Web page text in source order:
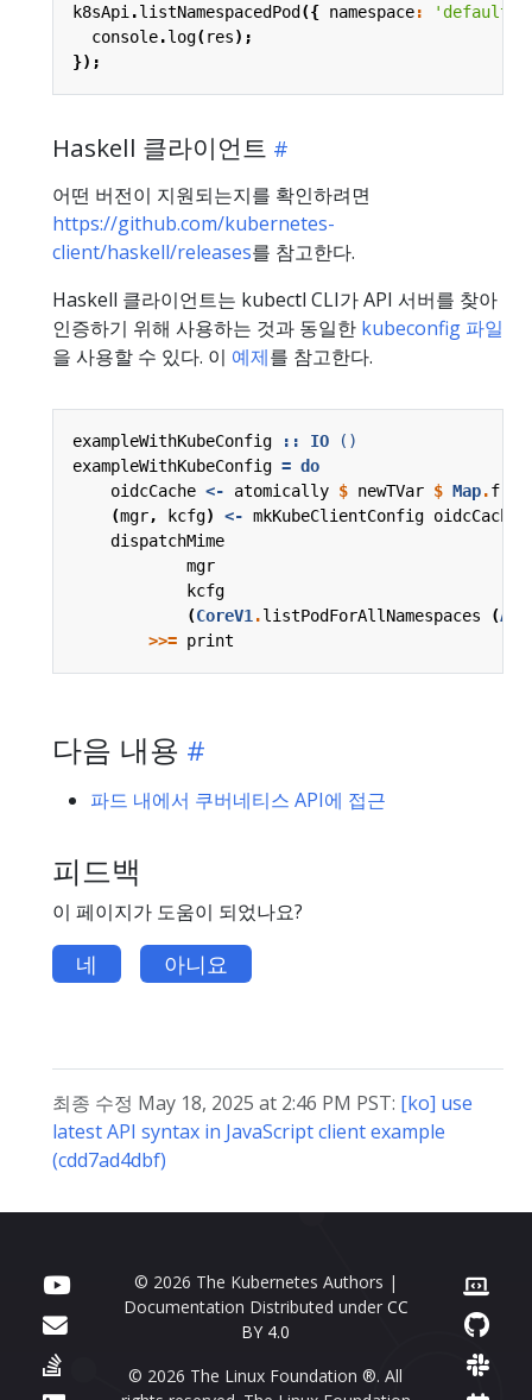
k8sApi .listNamespacedPod ({ namespace: 'default'
console.log(res);
});
Haskell 클라이언트
어떤 버전이 지원되는지를 확인하려면
https://github.com/kubernetes-
client/haskell/releases를 참고한다.
Haskell 클라이언트는 kubectl CLI가 API 서버를 찾아
인증하기 위해 사용하는 것과 동일한 kubeconfig 파일
을 사용할 수 있다. 이 예제를 참고한다.
exampleWithKubeConfig :: IO
()
exampleWithKubeConfig = do
oidcCache <- atomically $ newTVar $ Map.
(mgr, kcfg) <- mkKubeClientConfig oidcCache
dispatchMime
mgr
kcfg
(CoreV1 .listPodForAllNamespaces (
>>= print
다음 내용
파드 내에서 쿠버네티스 API에 접근
피드백
이 페이지가 도움이 되었나요?
네 아니요
최종 수정 May 18, 2025 at 2:46 PM PST: [ko] use
latest API syntax in JavaScript client example
(cdd7ad4dbf)
© 2026 The Kubernetes Authors |
Documentation Distributed under CC
BY 4.0
© 2026 The Linux Foundation ®. All